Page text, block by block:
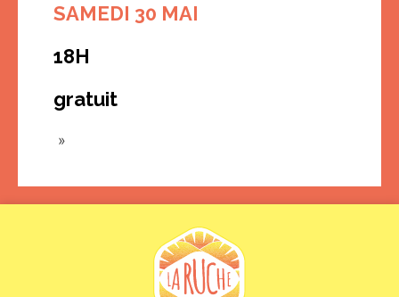
SAMEDI 30 MAI
18H
gratuit
»